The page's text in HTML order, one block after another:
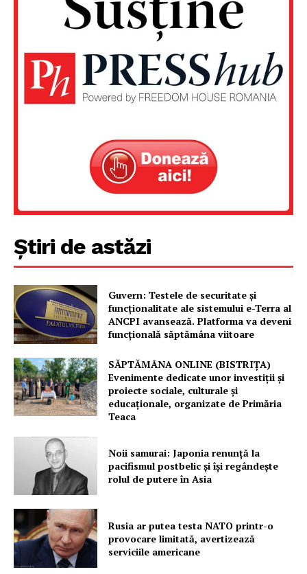
PRESShub
Proiecte editoriale
Rețea
Contact
Știri de astăzi
Guvern: Testele de securitate și
funcționalitate ale sistemului e-Terra al
ANCPI avansează. Platforma va deveni
funcțională săptămâna viitoare
SĂPTĂMÂNA ONLINE (BISTRIȚA)
Evenimente dedicate unor investiții și
proiecte sociale, culturale și
educaționale, organizate de Primăria
Teaca
Noii samurai: Japonia renunță la
pacifismul postbelic și își regândește
rolul de putere în Asia
Rusia ar putea testa NATO printr-o
provocare limitată, avertizează
serviciile americane